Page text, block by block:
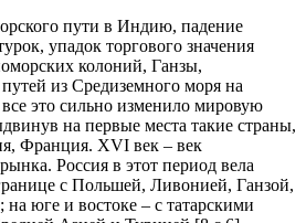
пути в Индию, падение
упадок торгового значения
колоний, Ганзы,
из Средиземного моря на
это сильно изменило мировую
на первые места такие страны,
Франция. XVI век – век
Россия в этот период вела
с Польшей, Ливонией, Ганзой,
юге и востоке – с татарскими